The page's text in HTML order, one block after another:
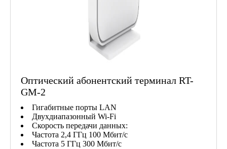
Оптический абонентский терминал RT-
GM-2
Гигабитные порты LAN
Двухдиапазонный Wi-Fi
Скорость передачи данных:
Частота 2,4 ГГц 100 Мбит/с
Частота 5 ГГц 300 Мбит/с